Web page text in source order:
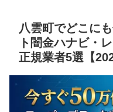
八雲町でどこに
ト闇金ハナビ・
正規業者5選【